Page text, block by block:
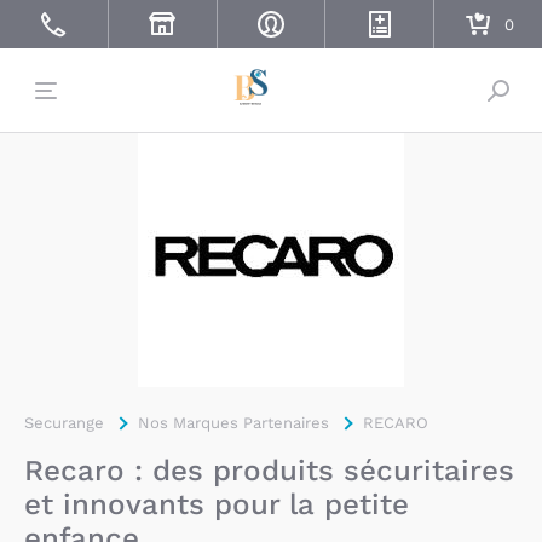
Securange Nos Marques Partenaires RECARO
Recaro : des produits sécuritaires
et innovants pour la petite